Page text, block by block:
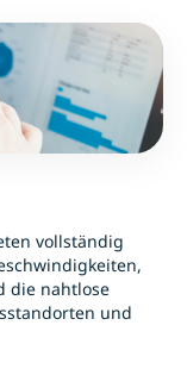
vollständig
die nahtlose
und